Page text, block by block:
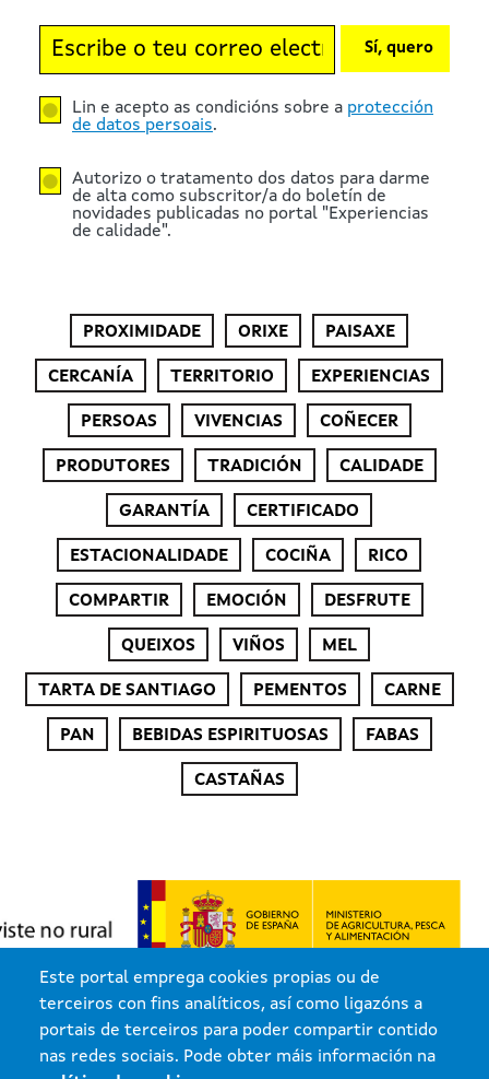
Este portal emprega cookies propias ou de
terceiros con fins analíticos, así como ligazóns a
portais de terceiros para poder compartir contido
nas redes sociais. Pode obter máis información na
Lin e acepto as condicións sobre a protección
de datos persoais.
Autorizo o tratamento dos datos para darme
de alta como subscritor/a do boletín de
novidades publicadas no portal "Experiencias
de calidade".
Sí, quero
PROXIMIDADE ORIXE PAISAXE
CERCANÍA TERRITORIO EXPERIENCIAS
PERSOAS VIVENCIAS COÑECER
PRODUTORES TRADICIÓN CALIDADE
GARANTÍA CERTIFICADO
ESTACIONALIDADE COCIÑA RICO
COMPARTIR EMOCIÓN DESFRUTE
QUEIXOS VIÑOS MEL
TARTA DE SANTIAGO PEMENTOS CARNE
PAN BEBIDAS ESPIRITUOSAS FABAS
CASTAÑAS